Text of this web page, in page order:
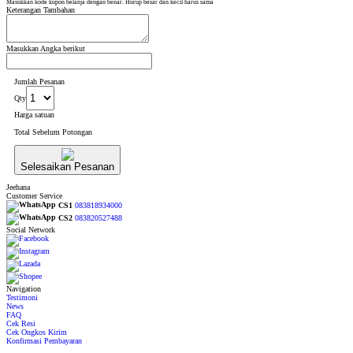
Masukkan kode kupon belanja dengan benar. Hurup besar dan kecil harus sama
Keterangan Tambahan
Masukkan Angka berikut
Jumlah Pesanan
Qty
Harga satuan
Total Sebelum Potongan
Selesaikan Pesanan
Jeehana
Customer Service
CS1 083818934000
CS2 083820527488
Social Network
Navigation
Testimoni
News
FAQ
Cek Resi
Cek Ongkos Kirim
Konfirmasi Pembayaran